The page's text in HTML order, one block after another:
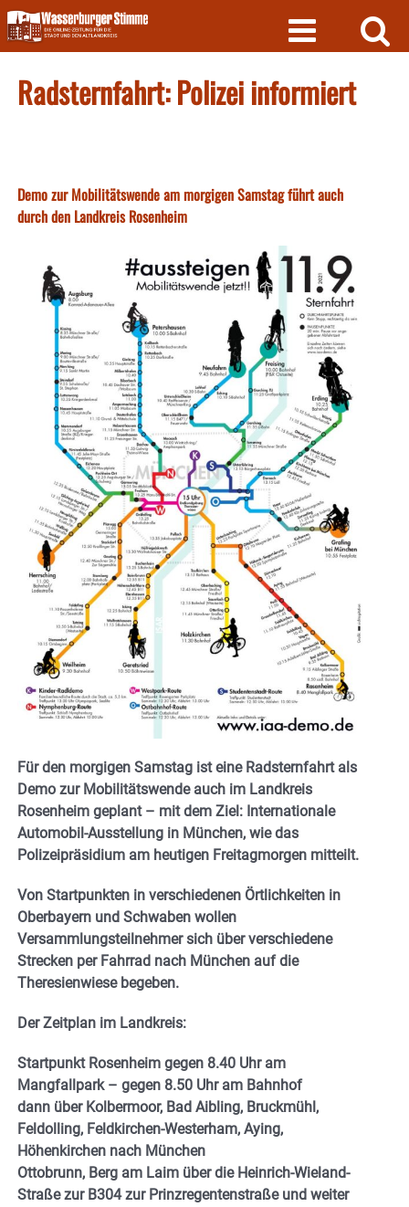
Skip
to
content
Radsternfahrt: Polizei informiert
Demo zur Mobilitätswende am morgigen Samstag führt auch
durch den Landkreis Rosenheim
Für den morgigen Samstag ist eine Radsternfahrt als
Demo zur Mobilitätswende auch im Landkreis
Rosenheim geplant – mit dem Ziel: Internationale
Automobil-Ausstellung in München, wie das
Polizeipräsidium am heutigen Freitagmorgen mitteilt.
Von Startpunkten in verschiedenen Örtlichkeiten in
Oberbayern und Schwaben wollen
Versammlungsteilnehmer sich über verschiedene
Strecken per Fahrrad nach München auf die
Theresienwiese begeben.
Der Zeitplan im Landkreis:
Startpunkt Rosenheim gegen 8.40 Uhr am
Mangfallpark – gegen 8.50 Uhr am Bahnhof
dann über Kolbermoor, Bad Aibling, Bruckmühl,
Feldolling, Feldkirchen-Westerham, Aying,
Höhenkirchen nach München
Ottobrunn, Berg am Laim über die Heinrich-Wieland-
Straße zur B304 zur Prinzregentenstraße und weiter